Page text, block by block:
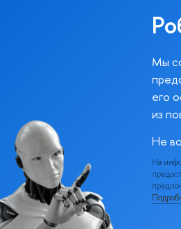
Мы
его
из
Не
На